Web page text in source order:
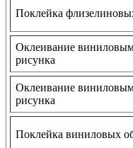
Поклейка
Оклеивание
рисунка
Оклеивание
рисунка
Поклейка виниловых